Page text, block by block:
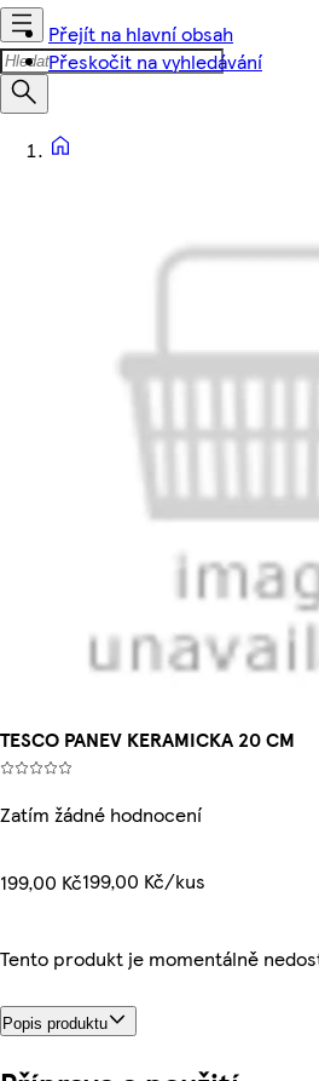
Přejít na hlavní obsah
Přeskočit na vyhledávání
TESCO PANEV KERAMICKA 20 CM
Zatím žádné hodnocení
199,00 Kč199,00 Kč/kus
Tento produkt je momentálně
Popis produktu